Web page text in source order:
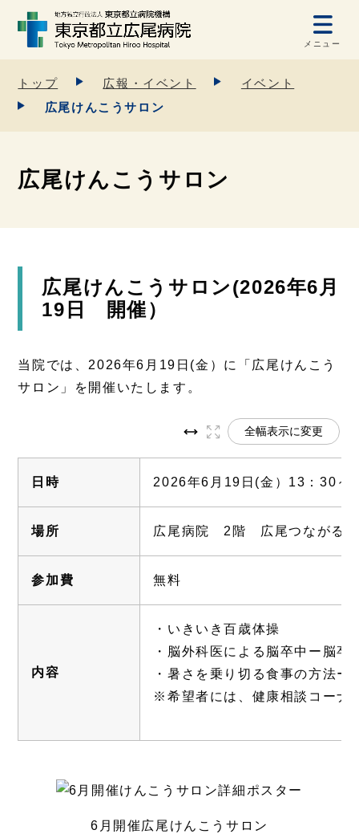
メニュー
トップ 広報・イベント
イベント
広尾けんこうサロン
広尾けんこうサロン
広尾けんこうサロン(2026年6月
19日 開催）
当院では、2026年6月19日(金）に「広尾けんこう
サロン」を開催いたします。
全幅表示に変更
日時 2026年6月19日(金）13：30～
場所 広尾病院 2階 広尾つながる
参加費 無料
内容
・いきいき百歳体操
・脳外科医による脳卒中ー脳
・暑さを乗り切る食事の方法ー
※希望者には、健康相談コーナ
6月開催広尾けんこうサロン